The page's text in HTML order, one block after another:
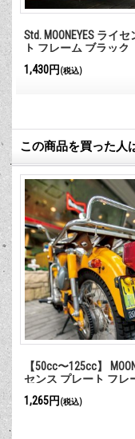
Std. MOONEYES ライ
ト フレーム ブラック
1,430円 (税込)
この商品を買った人
【50cc〜125cc】
センス プレート フレ
ク
1,265円 (税込)